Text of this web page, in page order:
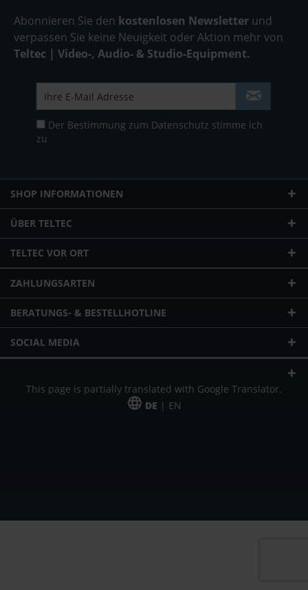
Abonnieren Sie den kostenlosen Newsletter und
verpassen Sie keine Neuigkeit oder Aktion mehr von
Teltec | Video-, Audio- & Studio-Equipment.
Der Bestimmung zum Datenschutz stimme ich
zu
SHOP INFORMATIONEN
ÜBER TELTEC
TELTEC VOR ORT
ZAHLUNGSARTEN
BERATUNGS- & BESTELLHOTLINE
SOCIAL MEDIA
This page is partially translated with Google Translator.
DE | EN